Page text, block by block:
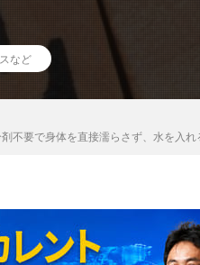
など
不要で身体を直接濡らさず、水を入